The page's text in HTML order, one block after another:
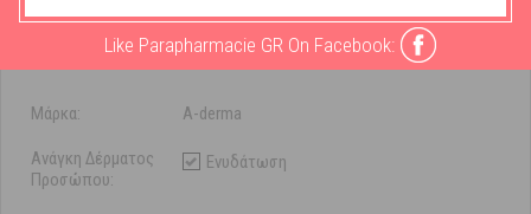
Χαρακτηριστικά
Μάρκα: A-derma
Ανάγκη Δέρματος
Προσώπου:
Ενυδάτωση
Like Parapharmacie GR On Facebook: